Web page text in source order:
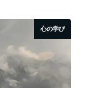
心の学び